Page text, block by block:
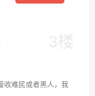
收难民或者黑人，我